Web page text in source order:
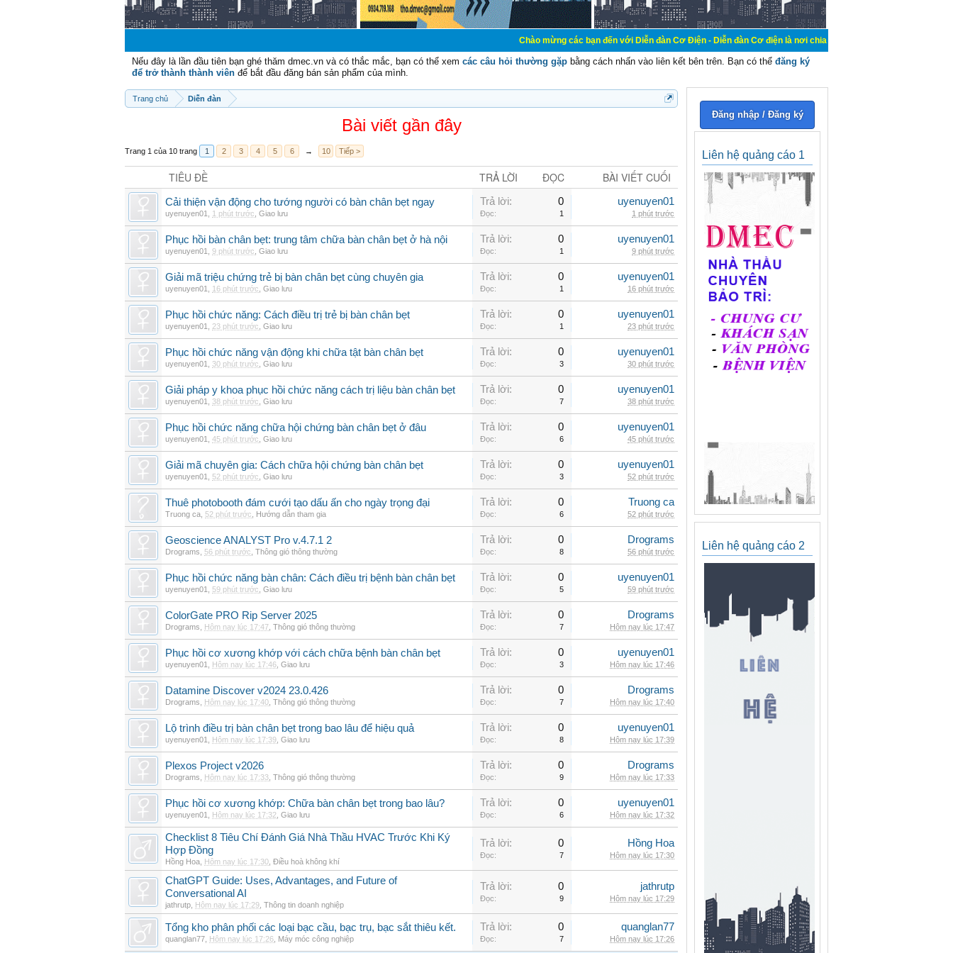
Chào mừng các bạn đến với Diễn đàn Cơ Điện - Diễn đàn Cơ điện là nơi chia sẽ kiến thức kinh nghiệm trong lãnh
Nếu đây là lần đầu tiên bạn ghé thăm dmec.vn và có thắc mắc, bạn có thể xem các câu hỏi thường gặp bằng cách nhấn vào liên kết bên trên. Bạn có thể đăng ký
để trở thành thành viên để bắt đầu đăng bán sản phẩm của mình.
Trang chủ Diễn đàn
Bài viết gần đây
Trang 1 của 10 trang 1 2 3 4 5 6 → 10 Tiếp >
TIÊU ĐỀ TRẢ LỜI ĐỌC BÀI VIẾT CUỐI
Cải thiện vận động cho tướng người có bàn chân bẹt ngay
uyenuyen01 1 phút trước Giao lưu
Trả lời: 0
Đọc: 1
uyenuyen01
1 phút trước
Phục hồi bàn chân bẹt: trung tâm chữa bàn chân bẹt ở hà nội
uyenuyen01 9 phút trước Giao lưu
Trả lời: 0
Đọc: 1
uyenuyen01
9 phút trước
Giải mã triệu chứng trẻ bị bàn chân bẹt cùng chuyên gia
uyenuyen01 16 phút trước Giao lưu
Trả lời: 0
Đọc: 1
uyenuyen01
16 phút trước
Phục hồi chức năng: Cách điều trị trẻ bị bàn chân bẹt
uyenuyen01 23 phút trước Giao lưu
Trả lời: 0
Đọc: 1
uyenuyen01
23 phút trước
Phục hồi chức năng vận động khi chữa tật bàn chân bẹt
uyenuyen01 30 phút trước Giao lưu
Trả lời: 0
Đọc: 3
uyenuyen01
30 phút trước
Giải pháp y khoa phục hồi chức năng cách trị liệu bàn chân bẹt
uyenuyen01 38 phút trước Giao lưu
Trả lời: 0
Đọc: 7
uyenuyen01
38 phút trước
Phục hồi chức năng chữa hội chứng bàn chân bẹt ở đâu
uyenuyen01 45 phút trước Giao lưu
Trả lời: 0
Đọc: 6
uyenuyen01
45 phút trước
Giải mã chuyên gia: Cách chữa hội chứng bàn chân bẹt
uyenuyen01 52 phút trước Giao lưu
Trả lời: 0
Đọc: 3
uyenuyen01
52 phút trước
Thuê photobooth đám cưới tạo dấu ấn cho ngày trọng đại
Truong ca 52 phút trước Hướng dẫn tham gia
Trả lời: 0
Đọc: 6
Truong ca
52 phút trước
Geoscience ANALYST Pro v.4.7.1 2
Drograms 56 phút trước Thông gió thông thường
Trả lời: 0
Đọc: 8
Drograms
56 phút trước
Phục hồi chức năng bàn chân: Cách điều trị bệnh bàn chân bẹt
uyenuyen01 59 phút trước Giao lưu
Trả lời: 0
Đọc: 5
uyenuyen01
59 phút trước
ColorGate PRO Rip Server 2025
Drograms Hôm nay lúc 17:47 Thông gió thông thường
Trả lời: 0
Đọc: 7
Drograms
Hôm nay lúc 17:47
Phục hồi cơ xương khớp với cách chữa bệnh bàn chân bẹt
uyenuyen01 Hôm nay lúc 17:46 Giao lưu
Trả lời: 0
Đọc: 3
uyenuyen01
Hôm nay lúc 17:46
Datamine Discover v2024 23.0.426
Drograms Hôm nay lúc 17:40 Thông gió thông thường
Trả lời: 0
Đọc: 7
Drograms
Hôm nay lúc 17:40
Lộ trình điều trị bàn chân bẹt trong bao lâu để hiệu quả
uyenuyen01 Hôm nay lúc 17:39 Giao lưu
Trả lời: 0
Đọc: 8
uyenuyen01
Hôm nay lúc 17:39
Plexos Project v2026
Drograms Hôm nay lúc 17:33 Thông gió thông thường
Trả lời: 0
Đọc: 9
Drograms
Hôm nay lúc 17:33
Phục hồi cơ xương khớp: Chữa bàn chân bẹt trong bao lâu?
uyenuyen01 Hôm nay lúc 17:32 Giao lưu
Trả lời: 0
Đọc: 6
uyenuyen01
Hôm nay lúc 17:32
Checklist 8 Tiêu Chí Đánh Giá Nhà Thầu HVAC Trước Khi Ký
Hợp Đồng
Hồng Hoa Hôm nay lúc 17:30 Điều hoà không khí
Trả lời: 0
Đọc: 7
Hồng Hoa
Hôm nay lúc 17:30
ChatGPT Guide: Uses, Advantages, and Future of
Conversational AI
jathrutp Hôm nay lúc 17:29 Thông tin doanh nghiệp
Trả lời: 0
Đọc: 9
jathrutp
Hôm nay lúc 17:29
Tổng kho phân phối các loại bạc cầu, bạc trụ, bạc sắt thiêu kết.
quanglan77 Hôm nay lúc 17:26 Máy móc công nghiệp
Trả lời: 0
Đọc: 7
quanglan77
Hôm nay lúc 17:26
Đăng nhập / Đăng ký
Liên hệ quảng cáo 1
Liên hệ quảng cáo 2